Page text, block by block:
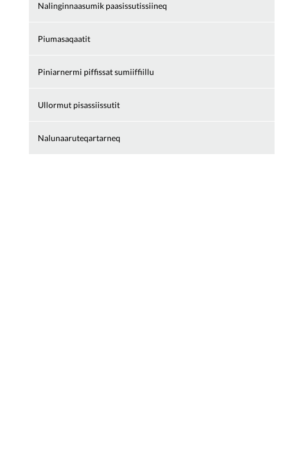
Nalinginnaasumik paasissutissiineq
Piumasaqaatit
Piniarnermi piffissat sumiiffiillu
Ullormut pisassiissutit
Nalunaaruteqartarneq